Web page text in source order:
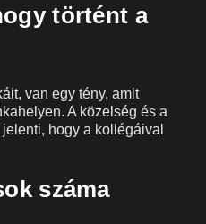
történt a
van egy tény, amit
A közelség és a
hogy a kollégáival
száma